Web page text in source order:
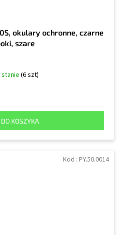
okulary ochronne, czarne
szare
stanie(6 szt)
DO KOSZYKA
Kod : PY.50.0014